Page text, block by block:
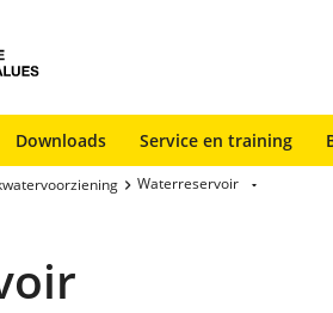
Downloads Service en training
Waterreservoir